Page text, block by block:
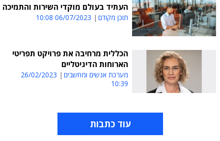
העתיד בעולם מוקדי השירות והתמיכה
תוכן מקודם 06/07/2023 10:08
הכללית מרחיבה את פרויקט תפריטי
הארוחות הדיגיטליים
מערכת אנשים ומחשבים
26/02/2023
10:39
עוד כתבות